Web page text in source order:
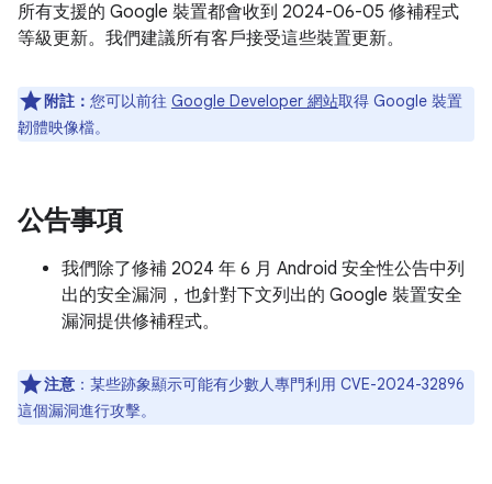
所有支援的 Google 裝置都會收到 2024-06-05 修補程式
等級更新。我們建議所有客戶接受這些裝置更新。
附註： 您可以前往 Google Developer 網站取得 Google 裝置
韌體映像檔。
公告事項
我們除了修補 2024 年 6 月 Android 安全性公告中列
出的安全漏洞，也針對下文列出的 Google 裝置安全
漏洞提供修補程式。
注意 ：某些跡象顯示可能有少數人專門利用 CVE-2024-32896
這個漏洞進行攻擊。